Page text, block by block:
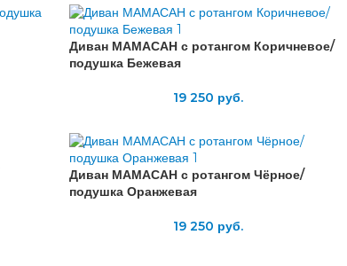
Диван МАМАСАН с ротангом Коричневое/
подушка Бежевая
19 250 руб.
Диван МАМАСАН с ротангом Чёрное/
подушка Оранжевая
19 250 руб.